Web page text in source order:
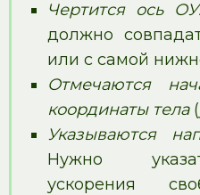
Чертится ось ОУ.
должно
или с самой
Отмечаются
координаты тела(
Указываются
Нужно
ускорения